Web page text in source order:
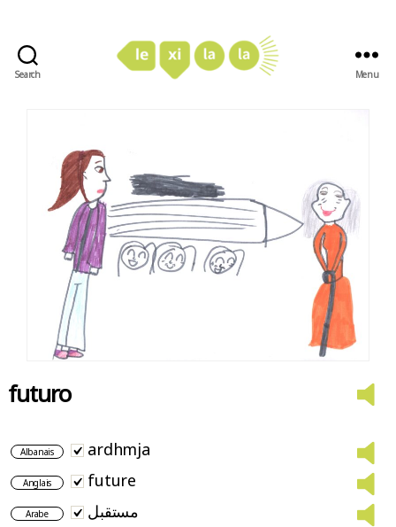
Search Menu
futuro
Albanais ardhmja
Anglais future
Arabe مستقبل